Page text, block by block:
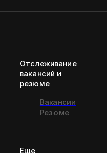
Отслеживание
вакансий и
резюме
Вакансии
Резюме
Еще